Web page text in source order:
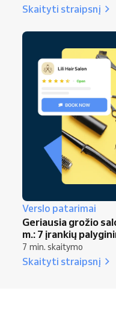
Skaityti straipsnį
Verslo patarimai
Geriausia grožio
m.: 7 įrankių
7 min. skaitymo
Skaityti straipsnį